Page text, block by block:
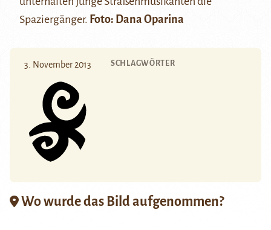
Spaziergänger. Foto: Dana Oparina
3. November 2013 SCHLAGWÖRTER
Wo wurde das Bild aufgenommen?